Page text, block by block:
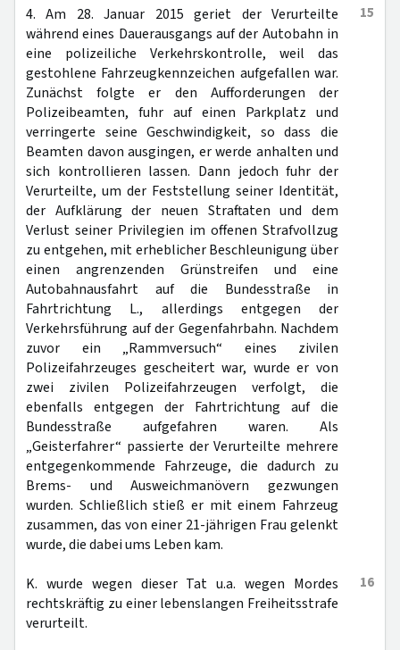
15
4. Am 28. Januar 2015 geriet der Verurteilte
während eines Dauerausgangs auf der Autobahn in
eine polizeiliche Verkehrskontrolle, weil das
gestohlene Fahrzeugkennzeichen aufgefallen war.
Zunächst folgte er den Aufforderungen der
Polizeibeamten, fuhr auf einen Parkplatz und
verringerte seine Geschwindigkeit, so dass die
Beamten davon ausgingen, er werde anhalten und
sich kontrollieren lassen. Dann jedoch fuhr der
Verurteilte, um der Feststellung seiner Identität,
der Aufklärung der neuen Straftaten und dem
Verlust seiner Privilegien im offenen Strafvollzug
zu entgehen, mit erheblicher Beschleunigung über
einen angrenzenden Grünstreifen und eine
Autobahnausfahrt auf die Bundesstraße in
Fahrtrichtung L., allerdings entgegen der
Verkehrsführung auf der Gegenfahrbahn. Nachdem
zuvor ein „Rammversuch“ eines zivilen
Polizeifahrzeuges gescheitert war, wurde er von
zwei zivilen Polizeifahrzeugen verfolgt, die
ebenfalls entgegen der Fahrtrichtung auf die
Bundesstraße aufgefahren waren. Als
„Geisterfahrer“ passierte der Verurteilte mehrere
entgegenkommende Fahrzeuge, die dadurch zu
Brems- und Ausweichmanövern gezwungen
wurden. Schließlich stieß er mit einem Fahrzeug
zusammen, das von einer 21-jährigen Frau gelenkt
wurde, die dabei ums Leben kam.
16
K. wurde wegen dieser Tat u.a. wegen Mordes
rechtskräftig zu einer lebenslangen Freiheitsstrafe
verurteilt.